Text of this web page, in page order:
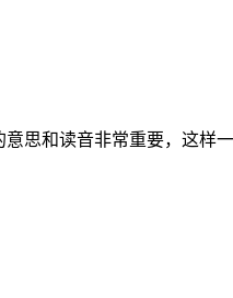
思和读音非常重要，这样